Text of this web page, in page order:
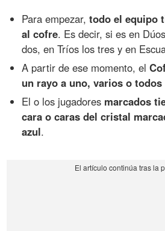
Para empezar,todo el equipo
al cofre. Es decir, si es en
dos, en Tríos los tres y en
A partir de ese momento, el
un rayo a uno, varios o
El o los jugadores marcados
cara o caras del cristal
azul.